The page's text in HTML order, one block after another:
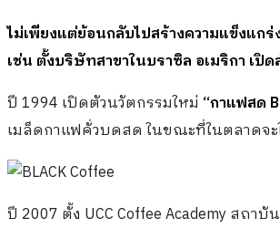
ไม่เพียงแต่ย้อนกลับไปสร้างความแข็งแก
เช่น ตั้งบริษัทสาขาในบราซิล อเมริกา เ
ปี 1994 เปิดตัวนวัตกรรมใหม่ “กาแฟสด
เมล็ดกาแฟคั่วบดสด ในขณะที่ในตลาดจะ
ปี 2007 ตั้ง UCC Coffee Academy สถา